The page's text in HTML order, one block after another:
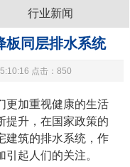
行业新闻
板同层排水系统
点击：850
更加重视健康的生活
提升，在国家政策的
建筑的排水系统，作
起人们的关注。